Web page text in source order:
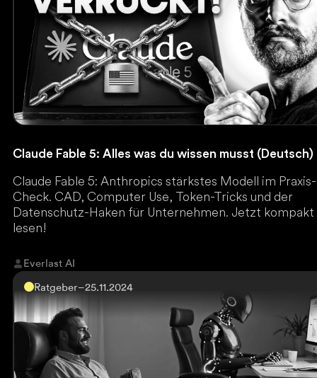
Claude Fable 5: Alles was du wissen musst (Deutsch)
Claude Fable 5: Anthropics stärkstes Modell im Praxis-
Check. CAD, Computer Use, Token-Tricks und der
Datenschutz-Haken für Unternehmen. Jetzt kompakt
lesen!
Everlast AI
Ratgeber–25.11.2024